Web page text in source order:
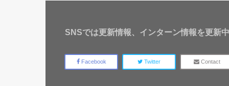
SNSでは更新情報、インターン情報を更新
Facebook Twitter Contact